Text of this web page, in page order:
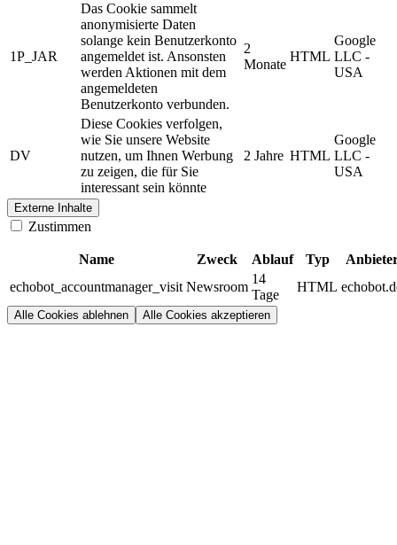
1P_JAR
Das Cookie sammelt
anonymisierte Daten
solange kein Benutzerkonto
angemeldet ist. Ansonsten
werden Aktionen mit dem
angemeldeten
Benutzerkonto verbunden.
2
Monate
HTML
Google
LLC -
USA
DV
Diese Cookies verfolgen,
wie Sie unsere Website
nutzen, um Ihnen Werbung
zu zeigen, die für Sie
interessant sein könnte
2 Jahre HTML
Google
LLC -
USA
Externe Inhalte
Zustimmen
Name Zweck Ablauf Typ
echobot_accountmanager_visit Newsroom
14
Tage
HTML
Alle Cookies ablehnen Alle Cookies akzeptieren